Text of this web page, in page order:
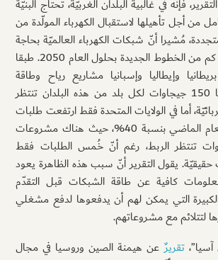
فإنّه في غالبية البلدان الغربيّة، تحتاج البنيّة
من أجل تأهيلها لاستقبال الكهرباء المولّدة من
مُشيرا أنّ شبكات الكهرباء العالميّة بحاجة
إلى إضافة 80 مليون كم من الخطوط الجديدة بحلول العام 2050. طبقا
وإيطاليا وإسبانيا مشاريع رياح وطاقة
شمسيّة تبلغ طاقتها 150 جيجاوات لكل بلد من هذه البلدان تنتظر
أما في الولايات المتحدة فقط ارتفعت طلبات
الربط الكهربائي في العام الماضي بنسبة 40%، حيث هناك مشروعات
جيجاوات تنتظر الربط، رغم أنّ خُمس الطلبات فقط
يقول التقرير أنّ سبب هذه الظاهرة يعود
كافية عن طاقة الشبكات قبل التقدّم
الكبيرة التي يمكن لهم أن يدفعوها لدفع مشغلي
لتتلائم مع مشروعاتهم.
تقريرٌعن هيمنة الصين وروسيا في مجال